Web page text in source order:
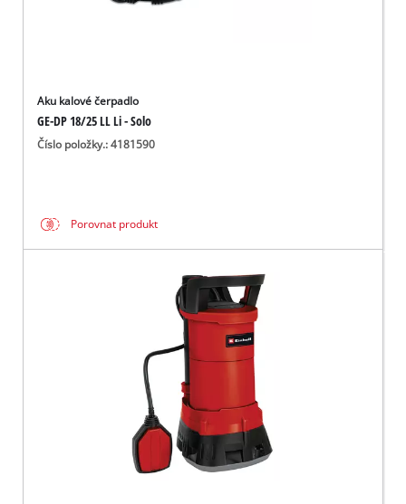
Aku kalové čerpadlo
GE-DP 18/25 LL Li - Solo
Číslo položky.: 4181590
Porovnat produkt